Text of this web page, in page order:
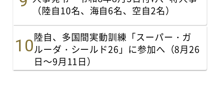
（陸自10名、海自6名、空自2名）
陸自、多国間実動訓練「スーパー・ガ
ルーダ・シールド26」に参加へ（8月26
日～9月11日）